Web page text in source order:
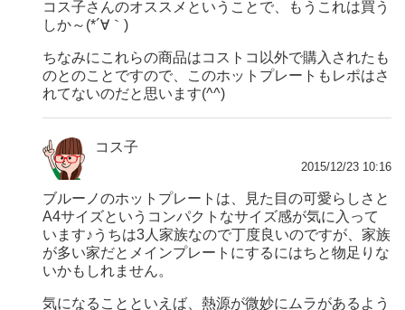
コス子さんのオススメということで、もうこれは買う
しか～(*´∀｀)
ちなみにこれらの商品はコストコ以外で購入されたも
のとのことですので、このホットプレートもレポはさ
れてないのだと思います(^^)
コス子
2015/12/23 10:16
ブルーノのホットプレートは、見た目の可愛らしさと
A4サイズというコンパクトなサイズ感が気に入って
います♪うちは3人家族なので丁度良いのですが、家族
が多い家だとメインプレートにするにはちと物足りな
いかもしれません。
気になることといえば、熱源が微妙にムラがあるよう